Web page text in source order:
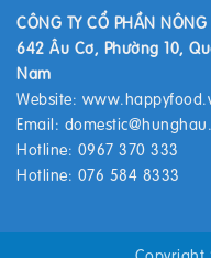
CÔNG TY CỔ PHẦN
642 Âu Cơ, Phường 10,
Nam
Website:
Email:
Hotline: 0967 370 333
Hotline: 076 584 8333